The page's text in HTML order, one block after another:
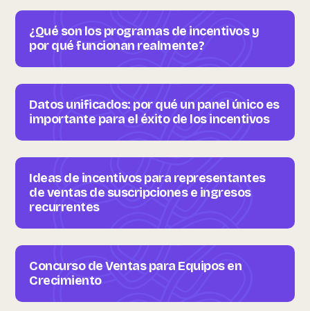
¿Qué son los programas de incentivos y
por qué funcionan realmente?
Datos unificados: por qué un panel único es
importante para el éxito de los incentivos
Ideas de incentivos para representantes
de ventas de suscripciones e ingresos
recurrentes
Concurso de Ventas para Equipos en
Crecimiento